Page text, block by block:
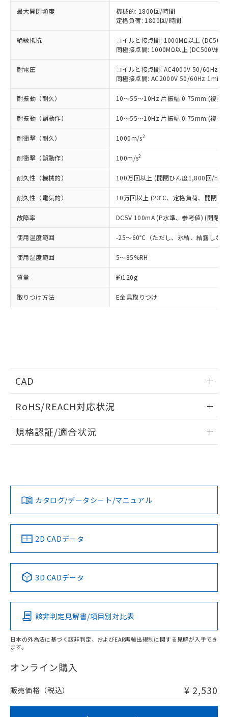
最大開閉頻度
機械的: 1800回/時間
定格負荷: 1800回/時間
絶縁抵抗
コイルと接点間: 1000MΩ以上
同極接点間: 1000MΩ以上 (DC500V絶
耐電圧
コイルと接点間: AC4000V 50/60Hz
同極接点間: AC2000V 50/60Hz 1min
耐振動（耐久） 10～55～10Hz 片振幅 0.75mm (複振
耐振動（誤動作） 10～55～10Hz 片振幅 0.75mm (複振
耐衝撃（耐久） 1000m/s2
耐衝撃（誤動作） 100m/s2
耐久性（機械的） 100万回以上 (開閉ひん度1,800回/h)
耐久性（電気的） 10万回以上 (23℃、定格負荷、開閉ひ
故障率 DC5V 100mA (P水準、参考値) (開閉
使用温度範囲 -25～60℃（ただし、氷結、結露しな
使用湿度範囲 5～85%RH
質量 約120g
取りつけ方法 E金具取りつけ
CAD
ドすることができます。
ログイン/会員登録
ダウンロードデータをご利用いただく前に、以下を必ずお読
みください。
ソフトウェアの使用条件
RoHS/REACH対応状況
EU RoHS 注意事項・凡例
対応済み
中国 RoHS 注意事項・凡例
Pb Hg Cd Cr(VI)
O
在庫等で未対応品が混在する可能性があります。
問い合わせください。
規格認証/適合状況
カタログ/データシート/マニュアル
2D CADデータ
3D CADデータ
該非判定見解書/項目別対比表
日本の外為法に基づく該非判定、およびEAR再輸出規制に関する見解が入手でき
ます。
オンライン購入
販売価格（税込） ¥ 2,530
ご利用ください。
本サービスは、当社制御機器事業取扱
商品の当社在庫状況および標準価格
(税抜)を提供させていただくもので
当社制御機器事業取扱商品の中には、
本サービスの対象外となる商品もある
ことをご了承ください。
在庫状況および標準価格照会結果は、
タに基づき作成されるものであり、閲
覧された時点での実際の在庫および標
準価格とは異なる場合があることをご
了承ください。
正式な納期状況および標準価格はお客
様のお取引先、またはお客様担当のオ
ムロン制御機器販売店・当社販売員に
ご相談ください。
オムロン制御機器販売店や当社販売拠
販売ネットワーク
」をご確認
在庫状況および標準価格結果を当社の
示しないようお願いします。
マイパーツ機能（部品リスト作成サー
ビス）をご利用いただくには、I-Web
メンバーズにご登録されている必要が
あります。
をご了承ください。
用者の範囲」に記載されている法人を
指します。
定はありません。
調査・確認中：EU RoHS指令（10物質）の
非含有の対応状況を調査中または確認中の
商品です。
非該当品：ライセンス料など無形物で、有
害物質有無と関係のない商品です。
仕入先様の事情により、非含有部品として
いたものが、含有品と判明した場合などや
むを得ず変更することがあります。
*EU RoHS指令（10物質）：
六価クロム(Cr(Ⅵ)) 1000ppm以下、ポリ臭化ビフェニル
類(PBB) 1000ppm以下、ポリ臭化ジフェニルエーテル類
(PBDE) 1000ppm以下、フタル酸ビス(2-エチルヘキシ
ル) (DEHP)(別名：DOP) 1000ppm以下、フタル酸ブチ
（DBP） 1000ppm以下、フタル酸ジイソブチル
但し、RoHS指令で産業用監視および制御機器に対する
適用除外項目は除く。
フタル酸エステル類の４物質については閾値を超える意
図的な使用がないことを確認しています。
部品在庫の切り替え状況などにより、予定
月が前後することがあります。
※本証明書は発行日時点で非含有を証明す
るもので、過去に遡って非含有を証明する
ものではありません。
また、RoHS指令のフタル酸エステル類４
物質の対応では、対応完了までの期間は出
す。
※1 中国RoHS○×表
「○」：最大均質材料含有率が中国RoHSの
基準値以下であることを示します。
「×」：最大均質材料含有率が中国RoHSの
基準値を超えていることを示します。
「－」：未確認です。当社販売部門へお問
*中国RoHS10物質の基準値 (GB/T26572)：
Pb(鉛) :1000ppm、 Hg(水銀) : 1000ppm、 Cd(カドミウ
ム) : 100ppm、
Cr(Ⅵ)(六価クロム) : 1000ppm、 PBBs(ポリ臭化ビフェ
ニル類) : 1000ppm、 PBDEs(ポリ臭化ジフェニルエーテ
イソブチル) : 1000ppm、 BBP(フタル酸ブチルベンジ
DEHP(フタル酸ビス(2-エチルヘキシル)) : 1000ppm
※2 環境保護使用期限
「ｅ」：有害物質（10物質）のすべてが基
準値以下であることを示します。
「10」：通常の使用状況下において有害物
質が外部に漏えいし、環境に深刻な影響を
及ぼさない年数を意味します。
「－」：未確認です。当社販売部門へお問
当社は、これら貴社製品のうち、外国
為替および外国貿易法に定める商品
（以下｢規制貨物等」という）を輸出
または国外への提供する場合は、日本
国政府の輸出許可(または役務取引許
可)を取得するなどの必要な手続きを
当社は規制貨物を破棄する場合は、完
全に破砕するなど、違法に輸出されな
いよう必要な手段を講じます。
当社は貴社製品を、核兵器、ミサイ
ル、化学兵器、生物兵器またはその他
武器並びにこれらの製造装置等に一切
使用いたしません。
当社は、貴社製品を第三者に販売する
場合は、上記1、2および3の内容を当
該第三者に通知します。また当社は、
販売先および販売に係わる関係者が違
法に輸出するおそれがある場合は、取
記
号
○ 一定数以上の在庫あり
△ 一定数には満たないが在庫あり
在庫なし(最新の在庫状況につ
いては、お客様のお取引先、ま
たはお客様担当のオムロン制御
機器販売店・当社販売員にご確
認ください)
受注生産機種、また在庫状況の
情報を公開していない機種